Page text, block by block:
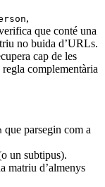
,
que conté una
no buida d’URLs.
cap de les
complementària
que parsegin com a
un subtipus).
matriu d’almenys